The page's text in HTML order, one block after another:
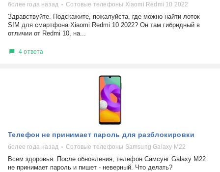
более года назад Сотовые телефоны Xiaomi Redmi 10 2022
Здравствуйте. Подскажите, пожалуйста, где можно найти лоток
SIM для смартфона Xiaomi Redmi 10 2022? Он там гибридный в
отличии от Redmi 10, на...
4 ответа
Телефон не принимает пароль для разблокировки
более года назад Сотовые телефоны Samsung Galaxy M22
Всем здоровья. После обновления, телефон Самсунг Galaxy M22
не принимает пароль и пишет - неверный. Что делать?